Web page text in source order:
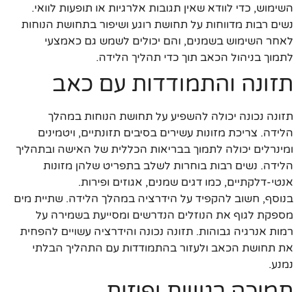
השימוש, כדי לוודא שאין תגובות אלרגיות או תופעות לוואי.
נשים רבות מדווחות על תחושת רוגע ושיפור בתחושת הנוחות
לאחר השימוש בשמנים, והם יכולים לשמש גם כאמצעי
לתמוך בניהול הכאב תוך כדי תהליך הלידה.
תזונה והתמודדות עם כאב
תזונה נכונה יכולה להשפיע על תחושת הנוחות במהלך
הלידה. צריכת מזונות עשירים בסיבים תזונתיים, ויטמינים
ומינרלים יכולה לתמוך בבריאות הכללית של האישה ובתהליך
הלידה. נשים רבות בוחרות לשלב בתפריט שלהן מזונות
אנטי-דלקתיים, כמו דגים שמנים, אגוזים ופירות.
בנוסף, חשוב להקפיד על הידרציה במהלך הלידה. שתיית מים
מספקת לגוף את הנוזלים הנדרשים ומסייעת בשמירה על
רמות אנרגיה גבוהות. תזונה נכונה והידרציה עשויים להפחית
את תחושת הכאב ולעזור בהתמודדות עם התהליך הבלתי
נמנע.